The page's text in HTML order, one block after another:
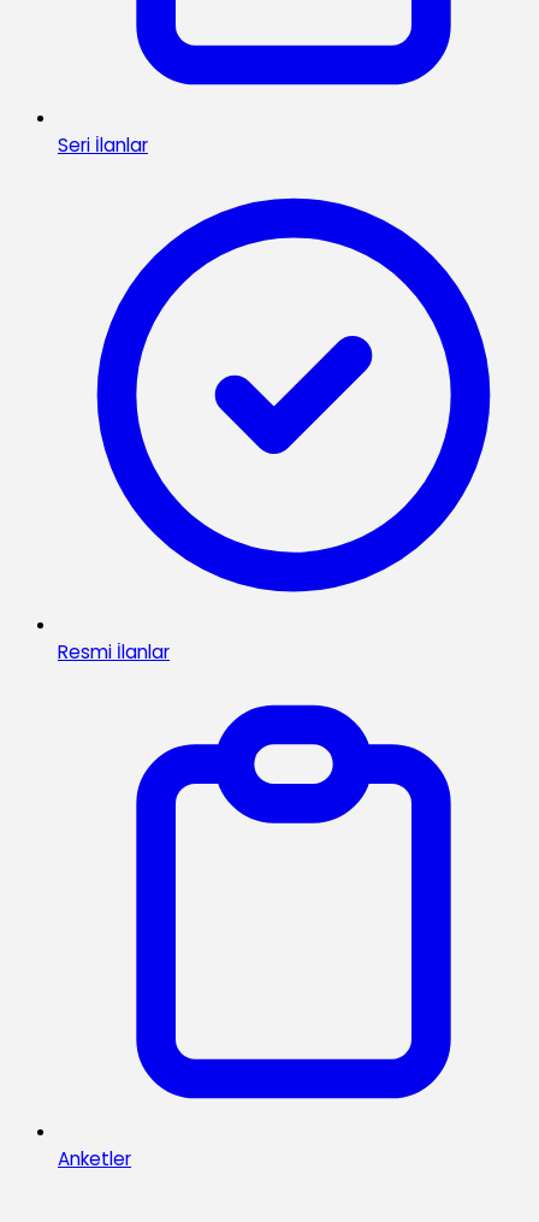
Seri İlanlar
Resmi İlanlar
Anketler